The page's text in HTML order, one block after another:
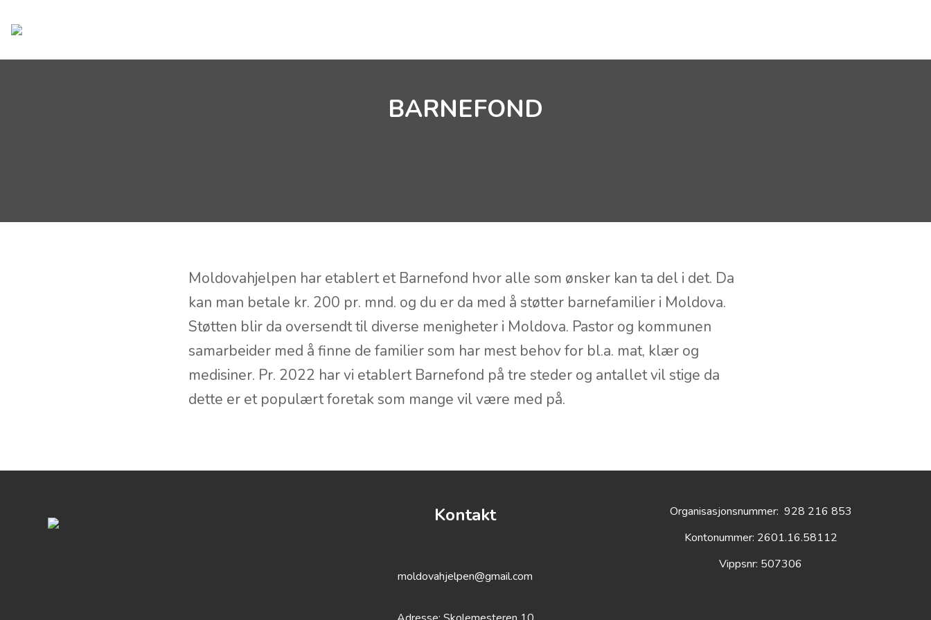
BARNEFOND
Moldovahjelpen har etablert et Barnefond hvor alle som ønsker kan ta del i det. Da
kan man betale kr. 200 pr. mnd. og du er da med å støtter barnefamilier i Moldova.
Støtten blir da oversendt til diverse menigheter i Moldova. Pastor og kommunen
samarbeider med å finne de familier som har mest behov for bl.a. mat, klær og
medisiner. Pr. 2022 har vi etablert Barnefond på tre steder og antallet vil stige da
dette er et populært foretak som mange vil være med på.
Kontakt
moldovahjelpen@gmail.com
Organisasjonsnummer: 928 216 853
Kontonummer: 2601.16.58112
Vippsnr: 507306